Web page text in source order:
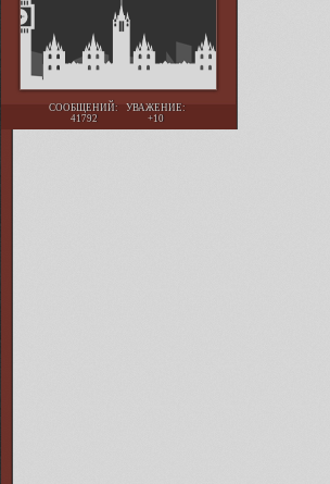
СООБЩЕНИЙ:
41792
УВАЖЕНИЕ:
+10